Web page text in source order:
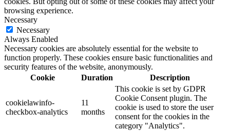
browsing experience.
Necessary
Necessary
Always Enabled
Necessary cookies are absolutely essential for the website to
function properly. These cookies ensure basic functionalities and
security features of the website, anonymously.
Cookie
Duration Description
cookielawinfo-
checkbox-analytics
11
months
This cookie is set by GDPR
Cookie Consent plugin. The
cookie is used to store the user
consent for the cookies in the
category "Analytics".